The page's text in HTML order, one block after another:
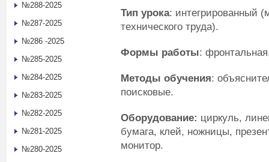
Тип урока: интегрированный
технического труда).
Формы работы:
Методы обучения:
поисковые.
Оборудование: циркуль,
бумага, клей, ножницы,
монитор.
№288-2025
№287-2025
№286 -2025
№285-2025
№284-2025
№283-2025
№282-2025
№281-2025
№280-2025